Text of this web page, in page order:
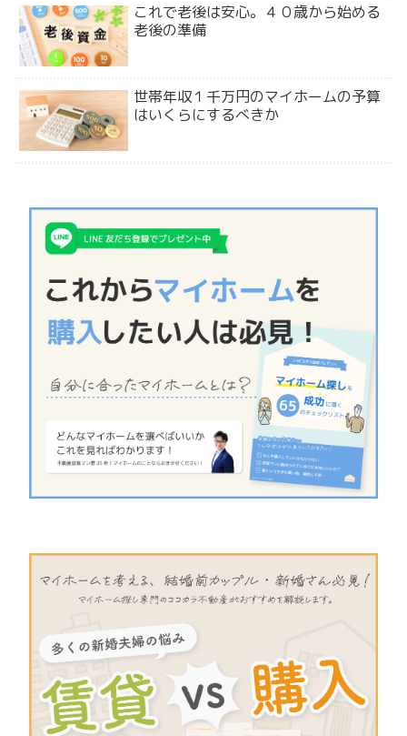
これで老後は安心。４０歳から始める
老後の準備
世帯年収１千万円のマイホームの予算
はいくらにするべきか